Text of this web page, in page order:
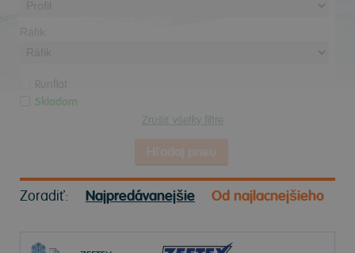
Ráfik:
Runflat
Skladom
Zrušiť všetky filtre
Zoradiť: Najpredávanejšie Od najlacnejšieho